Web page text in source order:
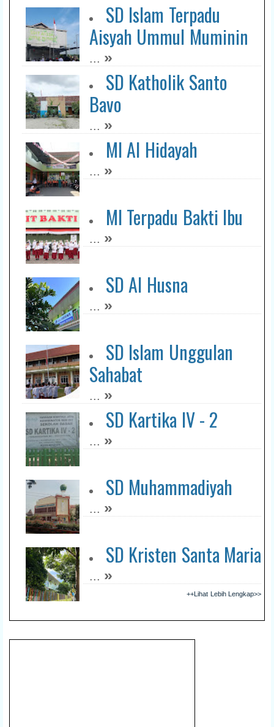
SD Islam Terpadu
Aisyah Ummul Muminin
... »
SD Katholik Santo
Bavo
... »
MI Al Hidayah
... »
MI Terpadu Bakti Ibu
... »
SD Al Husna
... »
SD Islam Unggulan
Sahabat
... »
SD Kartika IV - 2
... »
SD Muhammadiyah
... »
SD Kristen Santa Maria
... »
++Lihat Lebih Lengkap>>